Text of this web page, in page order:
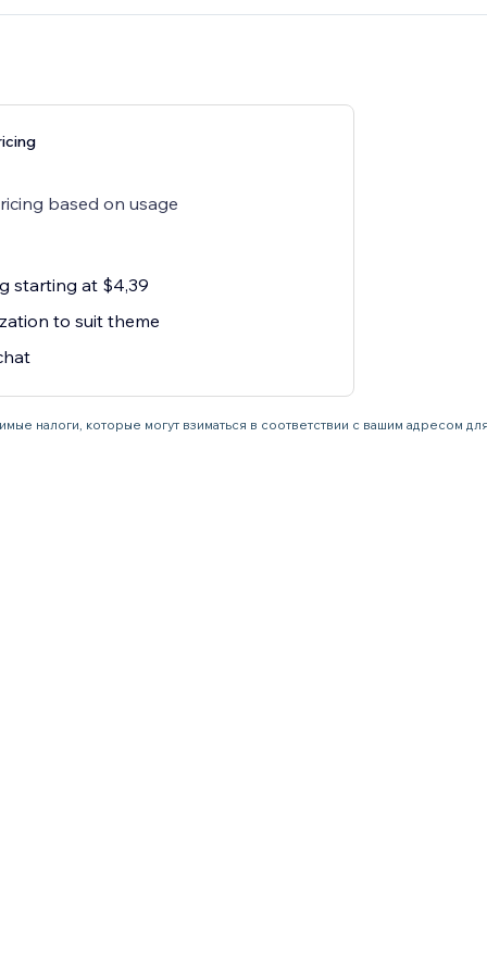
based on usage
starting at $4,39
to suit theme
налоги, которые могут взиматься в соответствии с вашим адресом